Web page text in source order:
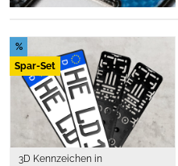
%
Spar-Set
3D Kennzeichen in